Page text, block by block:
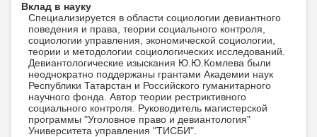
Вклад в науку
Специализируется в области социологии девиантного
поведения и права, теории социального контроля,
социологии управления, экономической социологии,
теории и методологии социологических исследований.
Девиантологические изыскания Ю.Ю.Комлева были
неоднократно поддержаны грантами Академии наук
Республики Татарстан и Российского гуманитарного
научного фонда. Автор теории рестриктивного
социального контроля. Руководитель магистерской
программы "Уголовное право и девиантология"
Университета управления "ТИСБИ".